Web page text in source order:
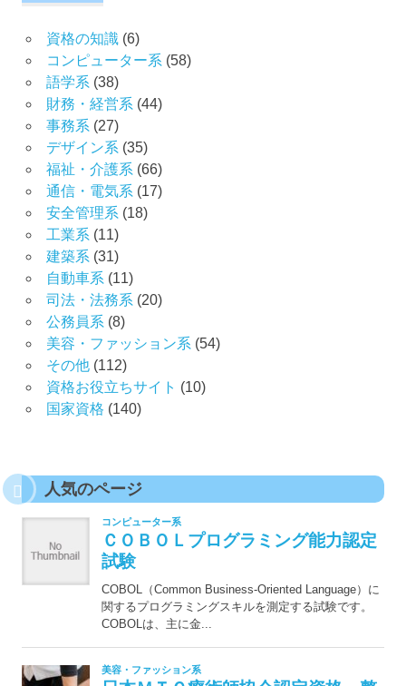
資格の知識(6)
コンピューター系 (58)
語学系 (38)
財務・経営系 (44)
事務系 (27)
デザイン系 (35)
福祉・介護系 (66)
通信・電気系 (17)
安全管理系 (18)
工業系 (11)
建築系 (31)
自動車系 (11)
司法・法務系 (20)
公務員系 (8)
美容・ファッション系 (54)
その他(112)
資格お役立ちサイト (10)
国家資格 (140)
人気のページ